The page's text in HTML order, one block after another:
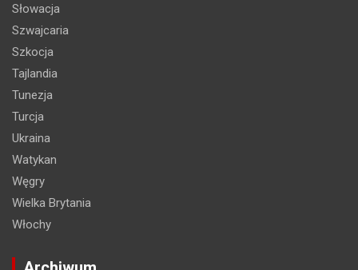
Słowacja
Szwajcaria
Szkocja
Tajlandia
Tunezja
Turcja
Ukraina
Watykan
Węgry
Wielka Brytania
Włochy